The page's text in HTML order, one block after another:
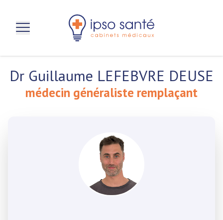
Dr Guillaume LEFEBVRE DEUSE
médecin généraliste remplaçant